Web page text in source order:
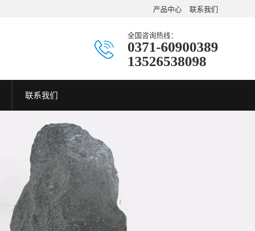
产品中心 联系我们
全国咨询热线：
0371-60900389
13526538098
联系我们